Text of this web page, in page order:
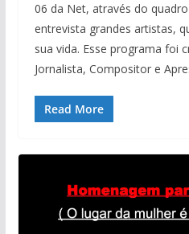
06 da Net, através do
entrevista grandes artistas,
sua vida. Esse programa foi
Jornalista, Compositor e
Read More